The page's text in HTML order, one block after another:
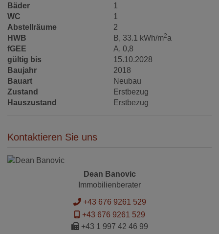
Bäder
1
WC
1
Abstellräume
2
HWB
B, 33.1 kWh/m2a
fGEE
A, 0,8
gültig bis
15.10.2028
Baujahr
2018
Bauart
Neubau
Zustand
Erstbezug
Hauszustand
Erstbezug
Kontaktieren Sie uns
Dean Banovic
Immobilienberater
+43 676 9261 529
+43 676 9261 529
+43 1 997 42 46 99